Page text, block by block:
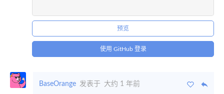
预览
使用 GitHub 登录
BaseOrange 发表于 大约 1 年前